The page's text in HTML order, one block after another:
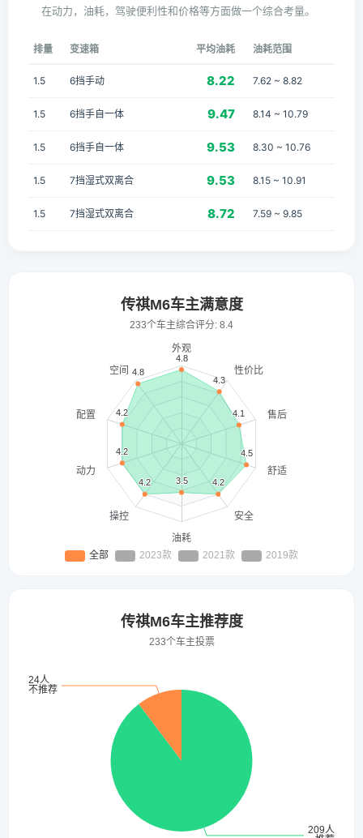
在动力，油耗，驾驶便利性和价格等方面做一个综合考量。
排量 变速箱 平均油耗 油耗范围
1.5 6挡手动 8.22 7.62 ~ 8.82
1.5 6挡手自一体 9.47 8.14 ~ 10.79
1.5 6挡手自一体 9.53 8.30 ~ 10.76
1.5 7挡湿式双离合 9.53 8.15 ~ 10.91
1.5 7挡湿式双离合 8.72 7.59 ~ 9.85